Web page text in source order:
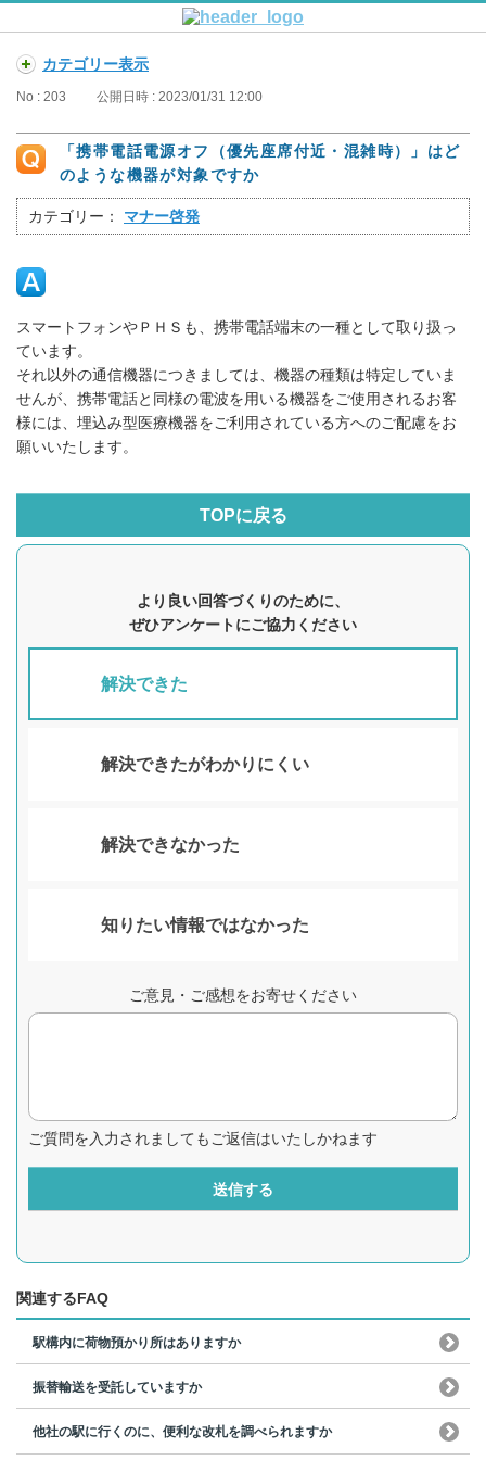
カテゴリー表示
No : 203 公開日時 : 2023/01/31 12:00
「携帯電話電源オフ（優先座席付近・混雑時）」はど
のような機器が対象ですか
カテゴリー： マナー啓発
スマートフォンやＰＨＳも、携帯電話端末の一種として取り扱っ
ています。
それ以外の通信機器につきましては、機器の種類は特定していま
せんが、携帯電話と同様の電波を用いる機器をご使用されるお客
様には、埋込み型医療機器をご利用されている方へのご配慮をお
願いいたします。
TOPに戻る
より良い回答づくりのために、
ぜひアンケートにご協力ください
解決できた
解決できたがわかりにくい
解決できなかった
知りたい情報ではなかった
ご意見・ご感想をお寄せください
ご質問を入力されましてもご返信はいたしかねます
送信する
関連するFAQ
駅構内に荷物預かり所はありますか
振替輸送を受託していますか
他社の駅に行くのに、便利な改札を調べられますか